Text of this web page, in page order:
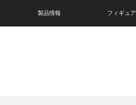
製品情報 フィギュア